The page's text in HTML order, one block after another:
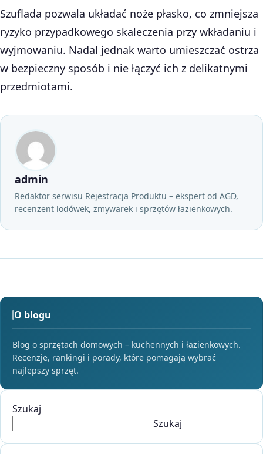
Szuflada pozwala układać noże płasko, co zmniejsza
ryzyko przypadkowego skaleczenia przy wkładaniu i
wyjmowaniu. Nadal jednak warto umieszczać ostrza
w bezpieczny sposób i nie łączyć ich z delikatnymi
przedmiotami.
admin
Redaktor serwisu Rejestracja Produktu – ekspert od AGD,
recenzent lodówek, zmywarek i sprzętów łazienkowych.
O blogu
Blog o sprzętach domowych – kuchennych i łazienkowych.
Recenzje, rankingi i porady, które pomagają wybrać
najlepszy sprzęt.
Szukaj
Szukaj